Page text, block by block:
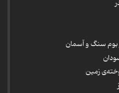
بوم سنگ و آسمان
زمین